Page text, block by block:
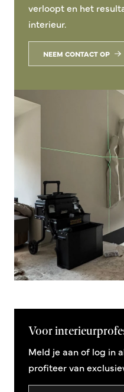
verloopt en het
interieur.
NEEM CONTACT OP
Voor
Meld je aan of log in
profiteer van